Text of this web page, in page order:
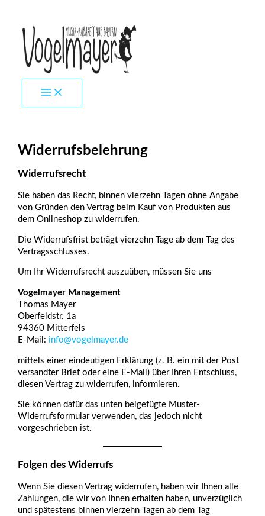
springen
Widerrufsbelehrung
Widerrufsrecht
Sie haben das Recht, binnen vierzehn Tagen ohne Angabe
von Gründen den Vertrag beim Kauf von Produkten aus
dem Onlineshop zu widerrufen.
Die Widerrufsfrist beträgt vierzehn Tage ab dem Tag des
Vertragsschlusses.
Um Ihr Widerrufsrecht auszuüben, müssen Sie uns
Vogelmayer Management
Thomas Mayer
Oberfeldstr. 1a
94360 Mitterfels
E-Mail: info@vogelmayer.de
mittels einer eindeutigen Erklärung (z. B. ein mit der Post
versandter Brief oder eine E-Mail) über Ihren Entschluss,
diesen Vertrag zu widerrufen, informieren.
Sie können dafür das unten beigefügte Muster-
Widerrufsformular verwenden, das jedoch nicht
vorgeschrieben ist.
Folgen des Widerrufs
Wenn Sie diesen Vertrag widerrufen, haben wir Ihnen alle
Zahlungen, die wir von Ihnen erhalten haben, unverzüglich
und spätestens binnen vierzehn Tagen ab dem Tag